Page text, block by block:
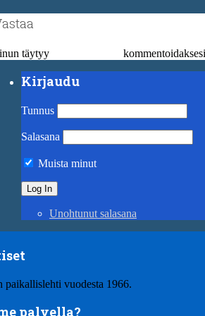
täytyy
Kirjaudu
Tunnus
Salasana
Muista minut
Unohtunut salasana
vuodesta 1966.
palvella?